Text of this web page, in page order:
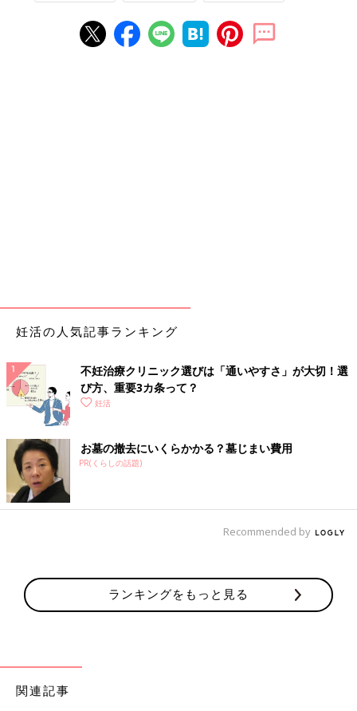
妊活の人気記事ランキング
不妊治療クリニック選びは「通いやすさ」が大切！選
び方、重要3カ条って？
妊活
お墓の撤去にいくらかかる？墓じまい費用
PR(くらしの話題)
Recommended by
ランキングをもっと見る
関連記事